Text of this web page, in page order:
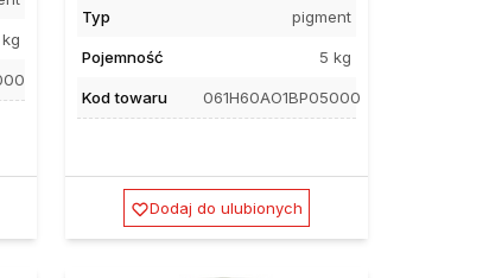
kg
Typ pigment
Pojemność 5 kg
Kod towaru 061H60AO1BP05000
Dodaj do ulubionych